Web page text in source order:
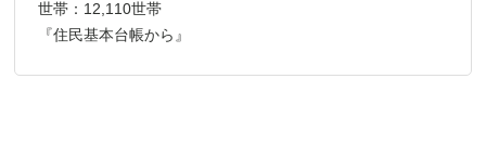
世帯：12,110世帯
『住民基本台帳から』